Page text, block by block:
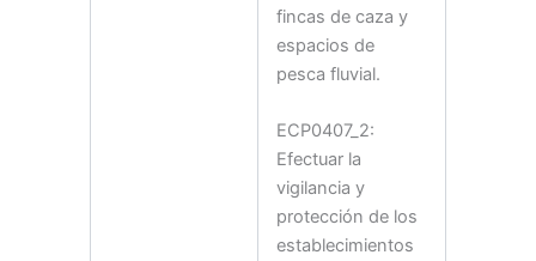
fincas de caza y
espacios de
pesca fluvial.
ECP0407_2:
Efectuar la
vigilancia y
protección de los
establecimientos